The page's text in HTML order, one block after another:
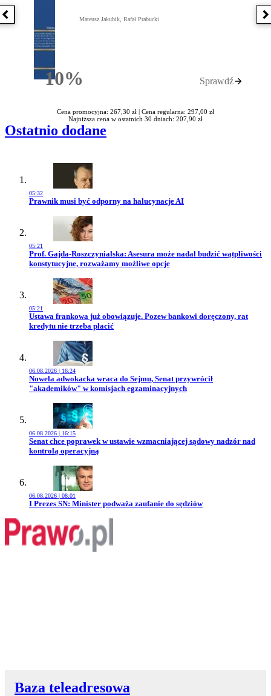
Poprzednia książka
10%Rabatu
Mateusz Jakubik, Rafał Prabucki
Sprawdź
Cena promocyjna: 267,30 zł | Cena regularna: 297,00 zł
Najniższa cena w ostatnich 30 dniach: 207,90 zł
Ostatnio dodane
05:32
Przejdź do artykułu:
Prawnik musi być odporny na halucynacje AI
05:21
Przejdź do artykułu:
Prof. Gajda-Roszczynialska: Asesura może nadal budzić wątpliwości
konstytucyjne, rozważamy możliwe opcje
05:21
Przejdź do artykułu:
Ustawa frankowa już obowiązuje. Pozew bankowi doręczony, rat
kredytu nie trzeba płacić
06.08.2026 | 16:24
Przejdź do artykułu:
Nowela adwokacka wraca do Sejmu, Senat przywrócił
"akademików" w komisjach egzaminacyjnych
06.08.2026 | 16:15
Przejdź do artykułu:
Senat chce poprawek w ustawie wzmacniającej sądowy nadzór nad
kontrolą operacyjną
06.08.2026 | 08:01
Przejdź do artykułu:
I Prezes SN: Minister podważa zaufanie do sędziów
Baza teleadresowa